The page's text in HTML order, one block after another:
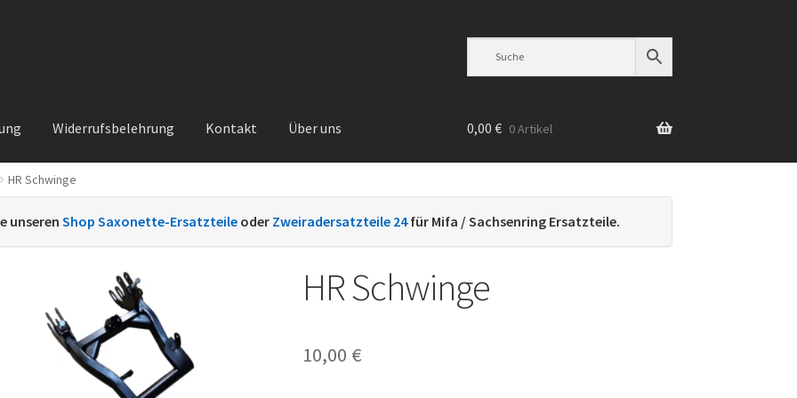
Widerrufsbelehrung Kontakt Über uns
KontaktSachs Ersatzteile
0,00 € 0 Artikel
HR Schwinge
unseren Shop Saxonette-Ersatzteile oder Zweiradersatzteile 24für Mifa / Sachsenring Ersatzteile.
HR Schwinge
10,00 €